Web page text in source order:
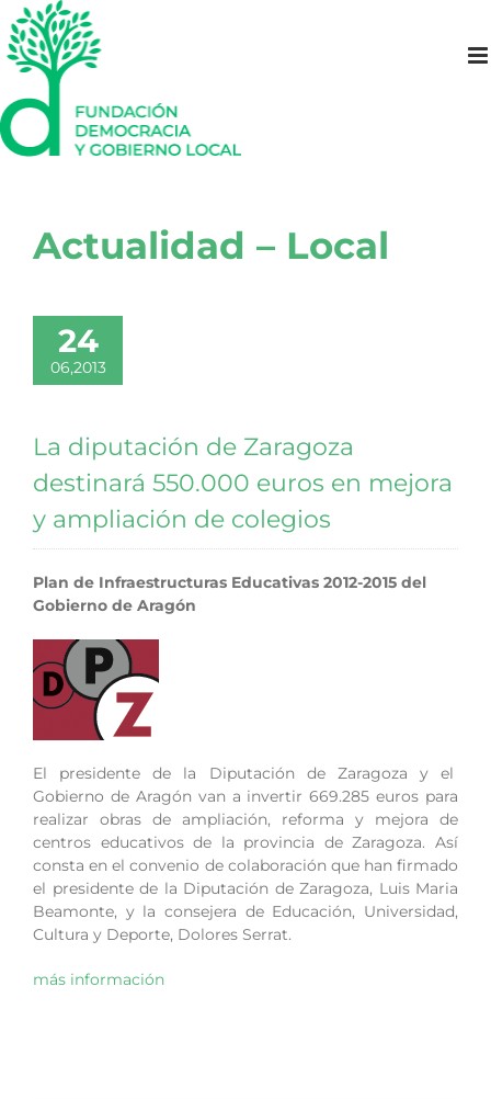
Saltar
al
contenido
Actualidad – Local
24
06,2013
La diputación de Zaragoza
destinará 550.000 euros en mejora
y ampliación de colegios
Plan de Infraestructuras Educativas 2012-2015 del
Gobierno de Aragón
El presidente de la Diputación de Zaragoza y el
Gobierno de Aragón van a invertir 669.285 euros para
realizar obras de ampliación, reforma y mejora de
centros educativos de la provincia de Zaragoza. Así
consta en el convenio de colaboración que han firmado
el presidente de la Diputación de Zaragoza, Luis Maria
Beamonte, y la consejera de Educación, Universidad,
Cultura y Deporte, Dolores Serrat.
más información